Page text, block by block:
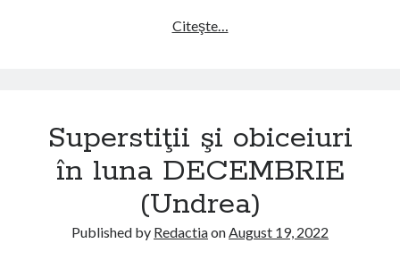
u
T
O
M
B
R
Citeşte…
s
i
ţ
i
i
Superstiţii şi obiceiuri
în luna DECEMBRIE
(Undrea)
Published by RedactiaonAugust 19, 2022